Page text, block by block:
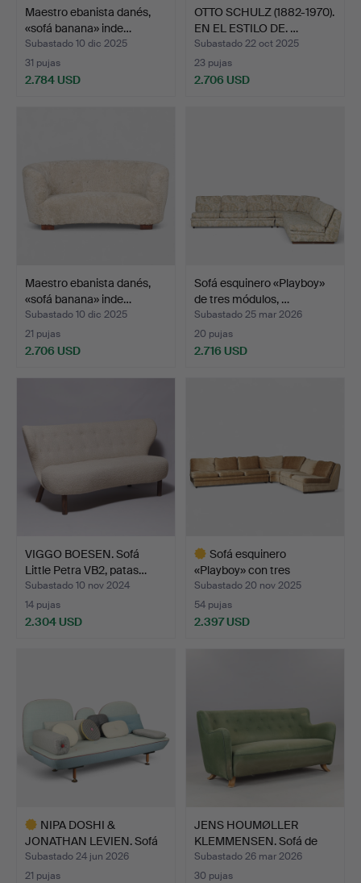
Maestro ebanista danés,
«sofá banana» inde…
Subastado 10 dic 2025
31 pujas
2.784 USD
OTTO SCHULZ (1882-1970).
EN EL ESTILO DE. …
Subastado 22 oct 2025
23 pujas
2.706 USD
Maestro ebanista danés,
«sofá banana» inde…
Subastado 10 dic 2025
21 pujas
2.706 USD
Sofá esquinero «Playboy»
de tres módulos, …
Subastado 25 mar 2026
20 pujas
2.716 USD
VIGGO BOESEN. Sofá
Little Petra VB2, patas…
Subastado 10 nov 2024
14 pujas
2.304 USD
Sofá esquinero
«Playboy» con tres
módulos,…
Subastado 20 nov 2025
54 pujas
2.397 USD
NIPA DOSHI &
JONATHAN LEVIEN. Sofá
"My Bea…
Subastado 24 jun 2026
21 pujas
JENS HOUMØLLER
KLEMMENSEN. Sofá de
dos pla…
Subastado 26 mar 2026
30 pujas